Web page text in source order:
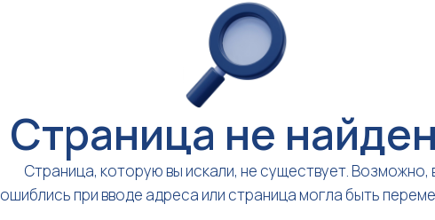
Страница не
Страница, которую вы искали, не существует. Возможно,
ошиблись при вводе адреса или страница могла быть